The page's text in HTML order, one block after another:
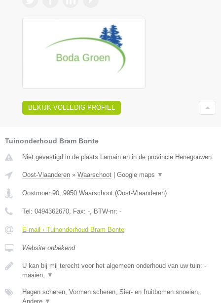
BEKIJK VOLLEDIG PROFIEL
Tuinonderhoud Bram Bonte
Niet gevestigd in de plaats Lamain en in de provincie Henegouwen.
Oost-Vlaanderen » Waarschoot Google maps ▼
Oostmoer 90, 9950 Waarschoot (Oost-Vlaanderen)
Tel: 0494362670, Fax: -, BTW-nr: -
E-mail › Tuinonderhoud Bram Bonte
Website onbekend
U kan bij mij terecht voor het algemeen onderhoud van uw tuin: -
maaien, ▼
Hagen scheren, Vormen scheren, Sier- en fruitbomen snoeien,
Andere ▼